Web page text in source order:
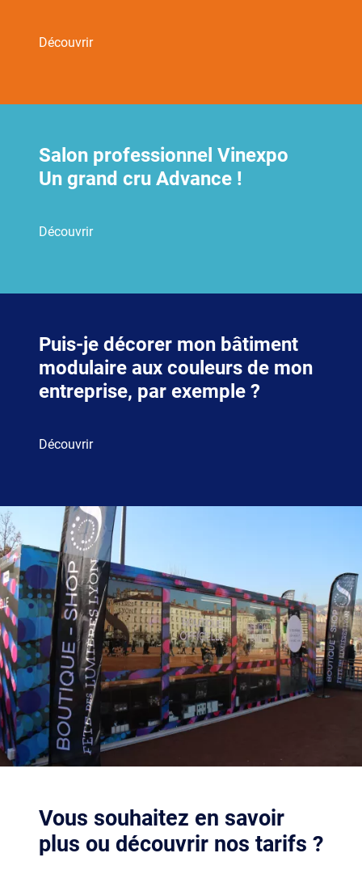
Découvrir
Salon professionnel Vinexpo
Un grand cru Advance !
Découvrir
Puis-je décorer mon bâtiment
modulaire aux couleurs de mon
entreprise, par exemple ?
Découvrir
Vous souhaitez en savoir
plus ou découvrir nos tarifs ?